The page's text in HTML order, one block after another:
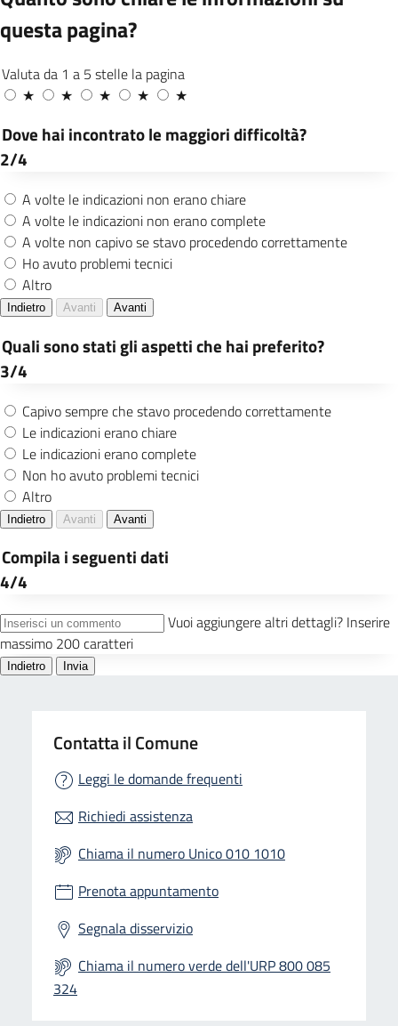
Contatta il Comune
Leggi le domande frequenti
Richiedi assistenza
Chiama il numero Unico 010 1010
Prenota appuntamento
Segnala disservizio
Chiama il numero verde dell'URP 800 085
324